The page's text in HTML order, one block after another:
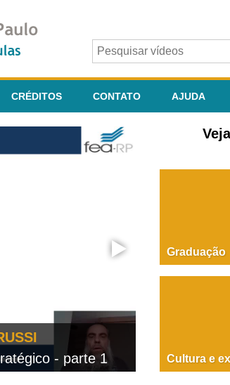
CRÉDITOS CONTATO AJUDA
- parte 1
Graduação
Cultura e